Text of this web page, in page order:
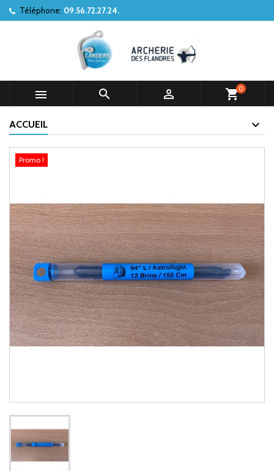
Téléphone: 09.56.72.27.24.
   shopping_cart0
ACCUEIL
Promo !